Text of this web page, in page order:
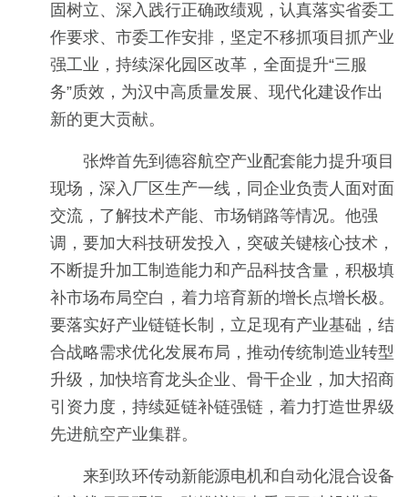
固树立、深入践行正确政绩观，认真落实省委工
作要求、市委工作安排，坚定不移抓项目抓产业
强工业，持续深化园区改革，全面提升“三服
务”质效，为汉中高质量发展、现代化建设作出
新的更大贡献。
张烨首先到德容航空产业配套能力提升项目
现场，深入厂区生产一线，同企业负责人面对面
交流，了解技术产能、市场销路等情况。他强
调，要加大科技研发投入，突破关键核心技术，
不断提升加工制造能力和产品科技含量，积极填
补市场布局空白，着力培育新的增长点增长极。
要落实好产业链链长制，立足现有产业基础，结
合战略需求优化发展布局，推动传统制造业转型
升级，加快培育龙头企业、骨干企业，加大招商
引资力度，持续延链补链强链，着力打造世界级
先进航空产业集群。
来到玖环传动新能源电机和自动化混合设备